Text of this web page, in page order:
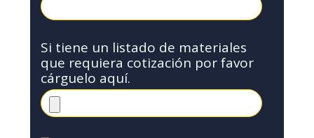
Si tiene un listado de materiales
que requiera cotización por favor
cárguelo aquí.